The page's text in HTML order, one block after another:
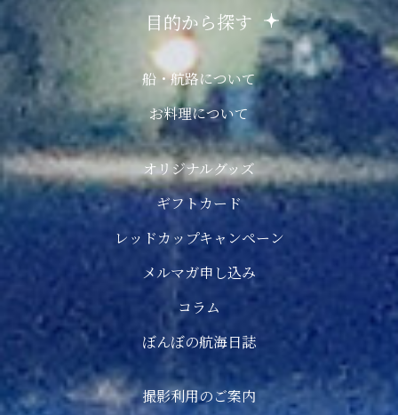
目的から探す
船・航路について
お料理について
オリジナルグッズ
ギフトカード
レッドカップキャンペーン
メルマガ申し込み
コラム
ぼんぼの航海日誌
撮影利用のご案内